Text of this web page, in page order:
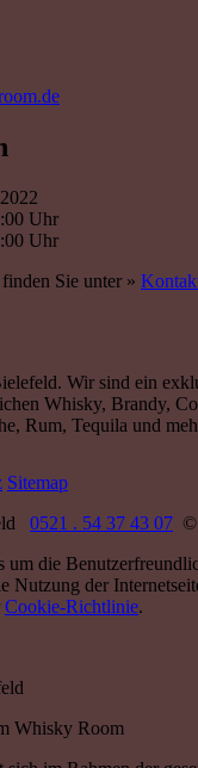
Uhr
Uhr
finden Sie unter »
Wir sind ein
Whisky, Brandy,
Rum, Tequila und
Sitemap
0521 . 54 37 43 07 ©
um die
Nutzung der
Cookie-Richtlinie.
Whisky Room